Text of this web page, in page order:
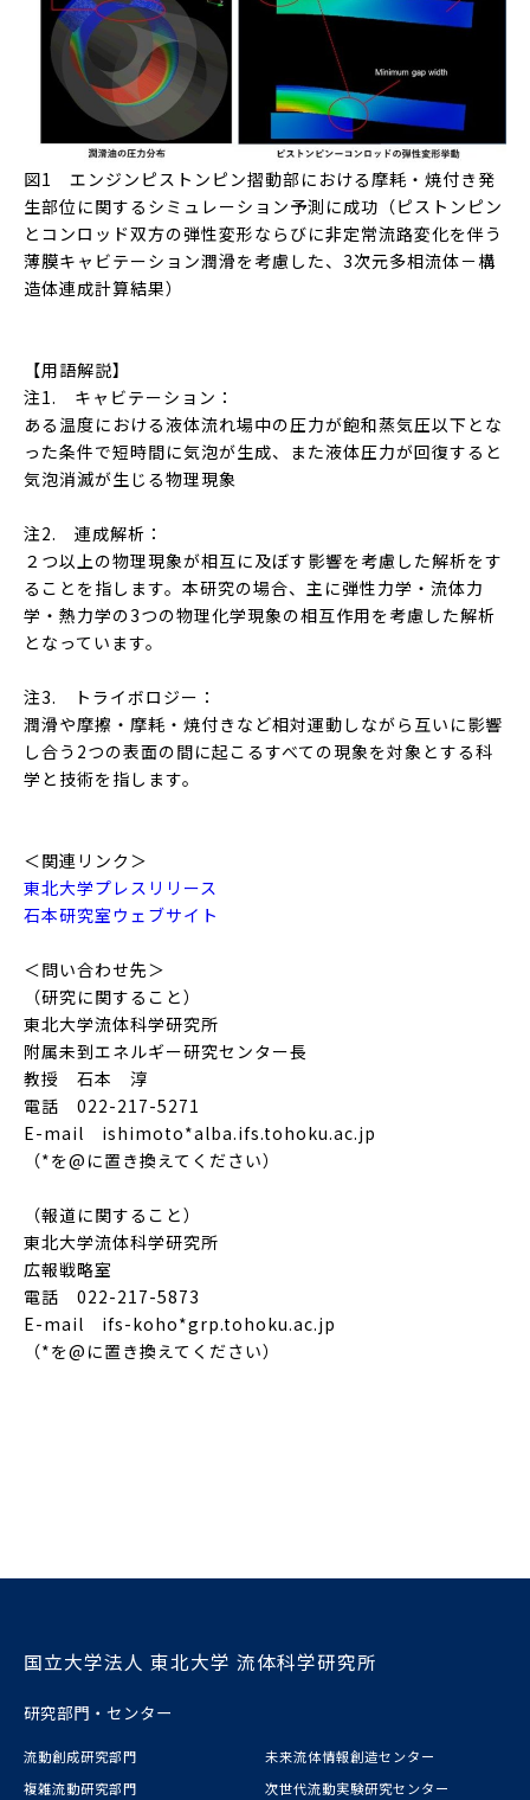
図1 エンジンピストンピン摺動部における摩耗・焼付き発
生部位に関するシミュレーション予測に成功（ピストンピン
とコンロッド双方の弾性変形ならびに非定常流路変化を伴う
薄膜キャビテーション潤滑を考慮した、3次元多相流体－構
造体連成計算結果）
【用語解説】
注1. キャビテーション：
ある温度における液体流れ場中の圧力が飽和蒸気圧以下とな
った条件で短時間に気泡が生成、また液体圧力が回復すると
気泡消滅が生じる物理現象
注2. 連成解析：
２つ以上の物理現象が相互に及ぼす影響を考慮した解析をす
ることを指します。本研究の場合、主に弾性力学・流体力
学・熱力学の3つの物理化学現象の相互作用を考慮した解析
となっています。
注3. トライボロジー：
潤滑や摩擦・摩耗・焼付きなど相対運動しながら互いに影響
し合う2つの表面の間に起こるすべての現象を対象とする科
学と技術を指します。
＜関連リンク＞
東北大学プレスリリース
石本研究室ウェブサイト
＜問い合わせ先＞
（研究に関すること）
東北大学流体科学研究所
附属未到エネルギー研究センター長
教授 石本 淳
電話 022-217-5271
E-mail ishimoto*alba.ifs.tohoku.ac.jp
（*を@に置き換えてください）
（報道に関すること）
東北大学流体科学研究所
広報戦略室
電話 022-217-5873
E-mail ifs-koho*grp.tohoku.ac.jp
（*を@に置き換えてください）
国立大学法人 東北大学 流体科学研究所
研究部門・センター
流動創成研究部門
複雑流動研究部門
未来流体情報創造センター
次世代流動実験研究センター